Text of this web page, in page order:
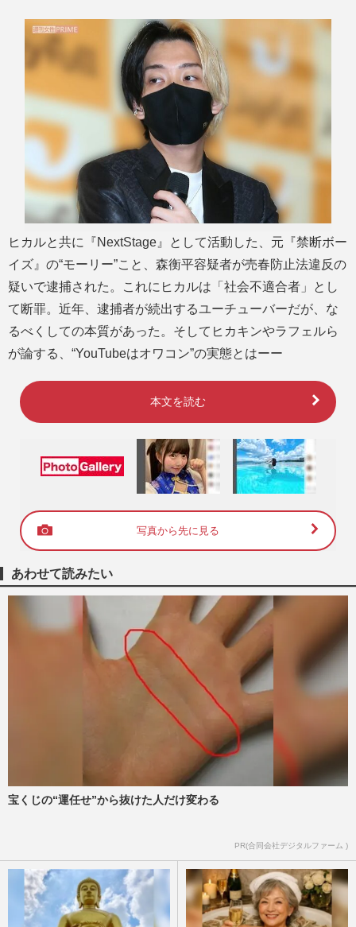
M
ヒカルと共に『NextStage』として活動した、元『禁断ボー
イズ』の“モーリー”こと、森衡平容疑者が売春防止法違反の
疑いで逮捕された。これにヒカルは「社会不適合者」とし
て断罪。近年、逮捕者が続出するユーチューバーだが、な
るべくしての本質があった。そしてヒカキンやラフェルら
が論する、“YouTubeはオワコン”の実態とはーー
本文を読む
写真から先に見る
あわせて読みたい
宝くじの“運任せ”から抜けた人だけ変わる
PR(合同会社デジタルファーム )